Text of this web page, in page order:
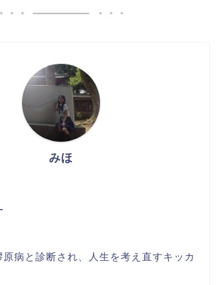
みほ
病と診断され、人生を考え直すキッカ